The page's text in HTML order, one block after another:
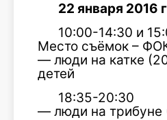
22 января 2016
10:00-14:30 и
Место съёмок –
— люди на катке
детей
18:35-20:30
— люди на трибуне